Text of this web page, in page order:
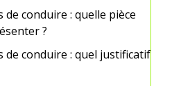
de conduire : quelle pièce
?
de conduire : quel justificatif